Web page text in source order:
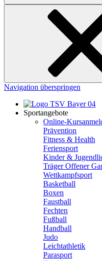
Navigation überspringen
Sportangebote
Online-
Prävention
Fitness & Health
Feriensport
Kinder &
Träger Offener
Wettkampfsport
Basketball
Boxen
Faustball
Fechten
Fußball
Handball
Judo
Leichtathletik
Parasport